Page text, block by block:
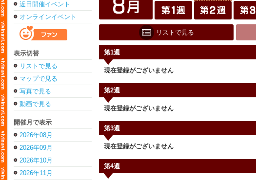
近日開催イベント
オンラインイベント
表示切替
リストで見る
マップで見る
写真で見る
動画で見る
開催月で表示
2026年08月
2026年09月
2026年10月
2026年11月
リストで見る
第1週
現在登録がございません
第2週
現在登録がございません
第3週
現在登録がございません
第4週